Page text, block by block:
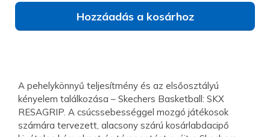
Hozzáadás a kosárhoz
A pehelykönnyű teljesítmény és az elsőosztályú
kényelem találkozása – Skechers Basketball: SKX
RESAGRIP. A csúcssebességgel mozgó játékosok
számára tervezett, alacsony szárú kosárlabdacipő